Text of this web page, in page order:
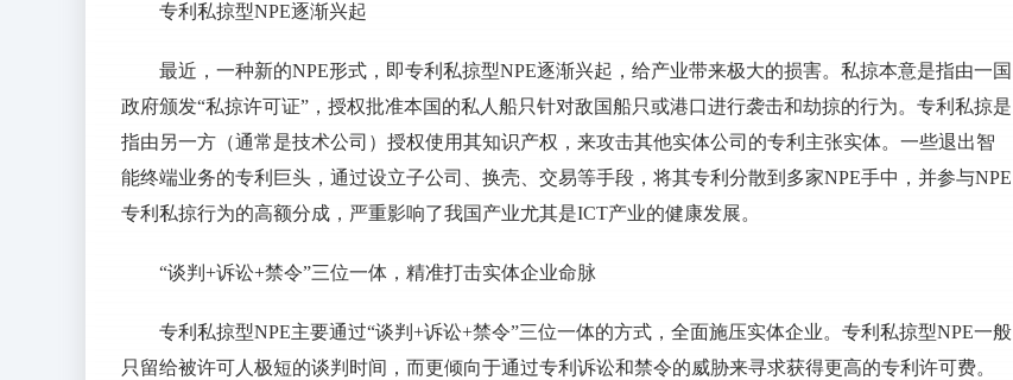
专利私掠型NPE逐渐兴起
最近，一种新的NPE形式，即专利私掠型NPE逐渐兴起，给产业带来极大的损害。私掠本意是指由一国
政府颁发“私掠许可证”，授权批准本国的私人船只针对敌国船只或港口进行袭击和劫掠的行为。专利私掠是
指由另一方（通常是技术公司）授权使用其知识产权，来攻击其他实体公司的专利主张实体。一些退出智
能终端业务的专利巨头，通过设立子公司、换壳、交易等手段，将其专利分散到多家NPE手中，并参与NPE
专利私掠行为的高额分成，严重影响了我国产业尤其是ICT产业的健康发展。
“谈判+诉讼+禁令”三位一体，精准打击实体企业命脉
专利私掠型NPE主要通过“谈判+诉讼+禁令”三位一体的方式，全面施压实体企业。专利私掠型NPE一般
只留给被许可人极短的谈判时间，而更倾向于通过专利诉讼和禁令的威胁来寻求获得更高的专利许可费。